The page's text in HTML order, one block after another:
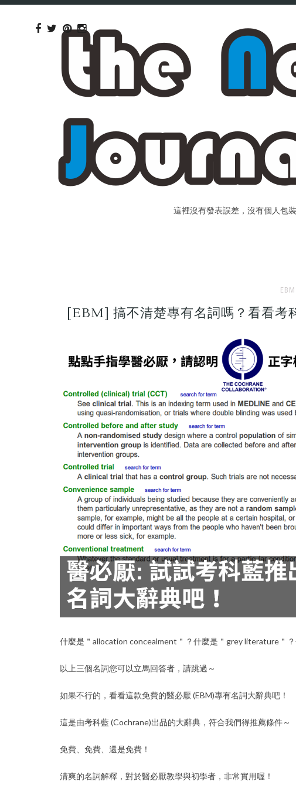
這裡沒有發表誤差，沒有個人包
EBM
[EBM] 搞不清楚專有名詞嗎？看看考
什麼是＂allocation concealment＂？什麼是＂grey literature＂
以上三個名詞您可以立馬回答者，請跳過～
如果不行的，看看這款免費的醫必厭 (EBM)專有名詞大辭典吧！
這是由考科藍 (Cochrane)出品的大辭典，符合我們得推薦條件～
免費、免費、還是免費！
清爽的名詞解釋，對於醫必厭教學與初學者，非常實用喔！